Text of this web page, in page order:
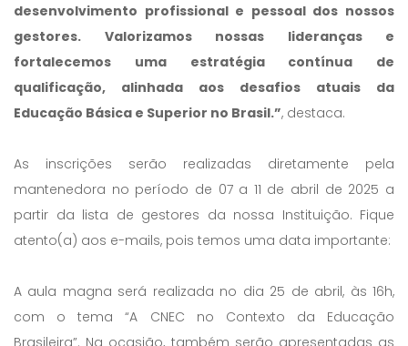
desenvolvimento profissional e pessoal dos nossos
gestores. Valorizamos nossas lideranças e
fortalecemos uma estratégia contínua de
qualificação, alinhada aos desafios atuais da
Educação Básica e Superior no Brasil.”, destaca.
As inscrições serão realizadas diretamente pela
mantenedora no período de 07 a 11 de abril de 2025 a
partir da lista de gestores da nossa Instituição. Fique
atento(a) aos e-mails, pois temos uma data importante:
A aula magna será realizada no dia 25 de abril, às 16h,
com o tema “A CNEC no Contexto da Educação
Brasileira”. Na ocasião, também serão apresentadas as